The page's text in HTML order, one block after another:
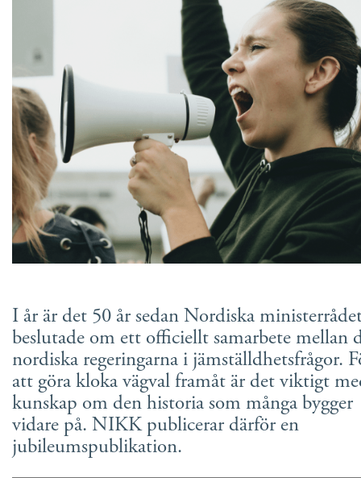
English
Skandinaviska
Suomi
Íslenska
I år är det 50 år sedan Nordiska
beslutade om ett officiellt samarbete mellan
nordiska regeringarna i jämställdhetsfrågor.
att göra kloka vägval framåt är det viktigt
kunskap om den historia som många bygger
vidare på. NIKK publicerar därför en
jubileumspublikation.